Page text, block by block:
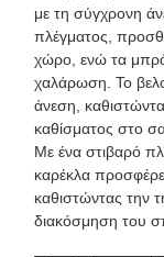
με τη σύγχρονη
πλέγματος,
χώρο, ενώ τα
χαλάρωση. Το
άνεση,
καθίσματος στο
Με ένα στιβαρό
καρέκλα
καθιστώντας την
διακόσμηση του